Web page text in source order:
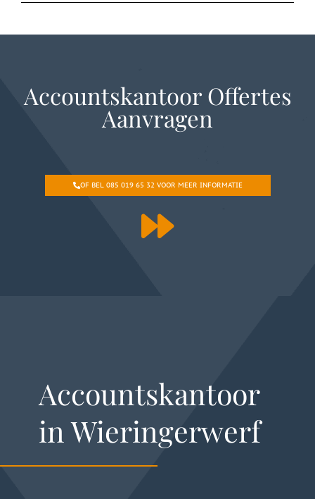
Accountskantoor Offertes
Aanvragen
OF BEL 085 019 65 32 VOOR MEER INFORMATIE
Accountskantoor
in Wieringerwerf